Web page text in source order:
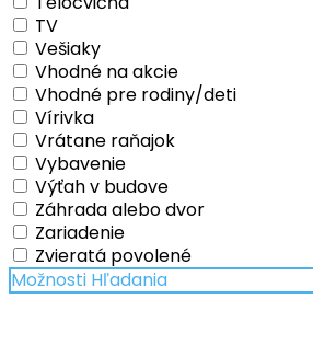
TV
Vešiaky
Vhodné na akcie
Vhodné pre rodiny/deti
Vírivka
Vrátane raňajok
Vybavenie
Výťah v budove
Záhrada alebo dvor
Zariadenie
Zvieratá povolené
Možnosti Hľadania